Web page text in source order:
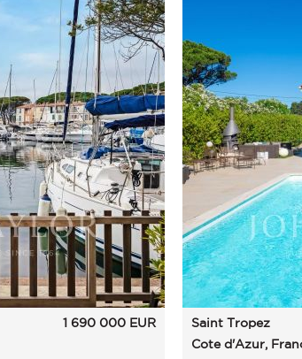
1 690 000 EUR
Saint Tropez
Cote d'Azur,